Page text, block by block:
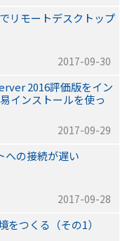
リモートデスクトップ
2017-09-30
2016評価版をイン
インストールを使っ
2017-09-29
への接続が遅い
2017-09-28
をつくる（その1）